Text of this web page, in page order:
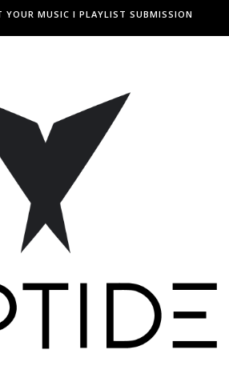
YOUR MUSIC I PLAYLIST SUBMISSION